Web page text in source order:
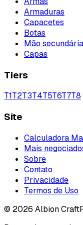
Armaduras
Capacetes
Botas
Mão secundária
Capas
Tiers
T1T2T3T4T5T6T7T8
Site
Calculadora
Mais
Sobre
Contato
Privacidade
Termos de Uso
© 2026 Albion